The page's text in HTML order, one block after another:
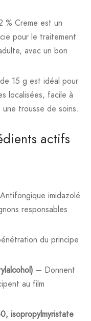
% Creme est un
pour le traitement
avec un bon
15 g est idéal pour
localisées, facile à
trousse de soins.
actifs
imidazolé
responsables
du principe
– Donnent
au film
isopropylmyristate